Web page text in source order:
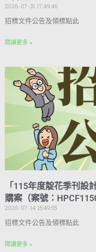
2026-07-31 17:49:46
招標文件公告及領標點此
閱讀更多 »
「115年度靛花季刊設
購案（案號：
2026-07-14 15:49:55
招標文件公告及領標點此
閱讀更多 »